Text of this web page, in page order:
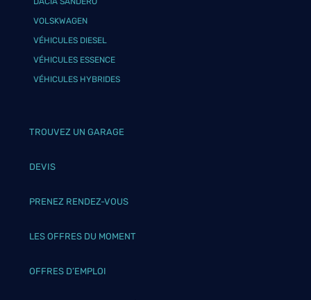
VOLSKWAGEN
VÉHICULES DIESEL
VÉHICULES ESSENCE
VÉHICULES HYBRIDES
TROUVEZ UN GARAGE
DEVIS
PRENEZ RENDEZ-VOUS
LES OFFRES DU MOMENT
OFFRES D’EMPLOI